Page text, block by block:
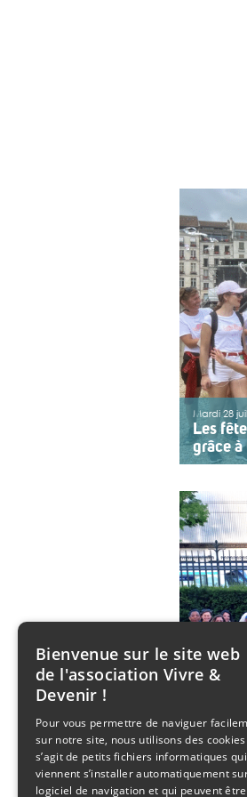
Mardi 28
Les
grâce
sept
année,
>>Lire la
Mardi 21
Le
Les
Bienvenue sur le site web
de l'association Vivre &
Devenir !
Pour vous permettre de naviguer
sur notre site, nous utilisons des
s’agit de petits fichiers informatiques qui
viennent s’installer automatiquement
logiciel de navigation et qui peuvent être